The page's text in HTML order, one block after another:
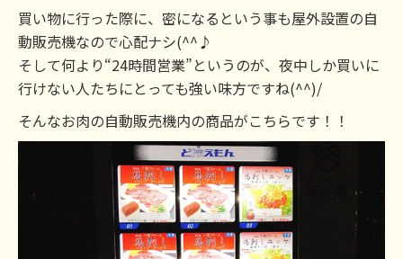
買い物に行った際に、密になるという事も屋外設置の自
動販売機なので心配ナシ(^^♪
そして何より“24時間営業”というのが、夜中しか買いに
行けない人たちにとっても強い味方ですね(^^)/
そんなお肉の自動販売機内の商品がこちらです！！